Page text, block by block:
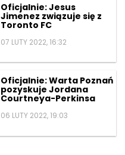
Oficjalnie: Jesus
Jimenez związuje się z
Toronto FC
07 LUTY 2022, 16:32
Oficjalnie: Warta Poznań
pozyskuje Jordana
Courtneya-Perkinsa
06 LUTY 2022, 19:03